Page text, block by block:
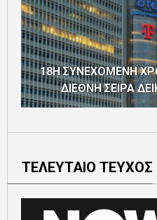
18Η ΣΥΝΕΧΟΜΕΝΗ
ΔΙΕΘΝΗ ΣΕΙΡΑ
ΤΕΛΕΥΤΑΙΟ ΤΕΥΧΟΣ